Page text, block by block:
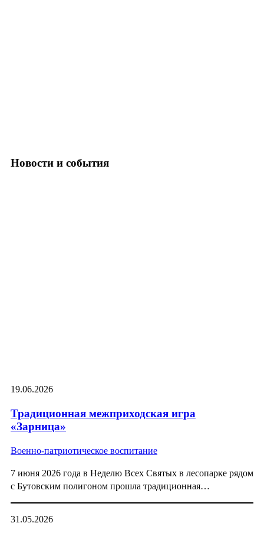
Новости и события
19.06.2026
Традиционная межприходская игра
«Зарница»
Военно-патриотическое воспитание
7 июня 2026 года в Неделю Всех Святых в лесопарке рядом
с Бутовским полигоном прошла традиционная…
31.05.2026